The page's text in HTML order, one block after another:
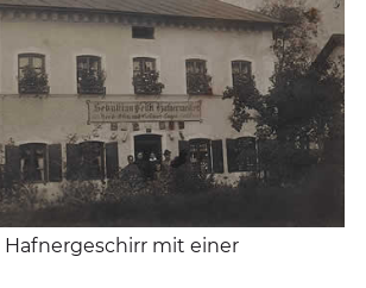
mit einer